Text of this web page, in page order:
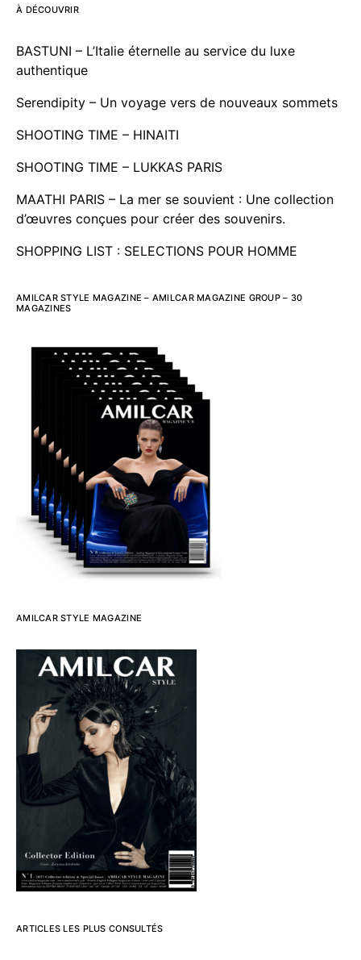
À DÉCOUVRIR
BASTUNI – L’Italie éternelle au service du luxe
authentique
Serendipity – Un voyage vers de nouveaux sommets
SHOOTING TIME – HINAITI
SHOOTING TIME – LUKKAS PARIS
MAATHI PARIS – La mer se souvient : Une collection
d’œuvres conçues pour créer des souvenirs.
SHOPPING LIST : SELECTIONS POUR HOMME
AMILCAR STYLE MAGAZINE – AMILCAR MAGAZINE GROUP – 30
MAGAZINES
AMILCAR STYLE MAGAZINE
ARTICLES LES PLUS CONSULTÉS